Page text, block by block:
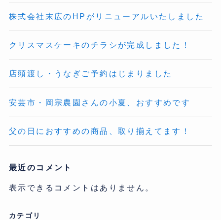
株式会社末広のHPがリニューアルいたしました
クリスマスケーキのチラシが完成しました！
店頭渡し・うなぎご予約はじまりました
安芸市・岡宗農園さんの小夏、おすすめです
父の日におすすめの商品、取り揃えてます！
最近のコメント
表示できるコメントはありません。
カテゴリ